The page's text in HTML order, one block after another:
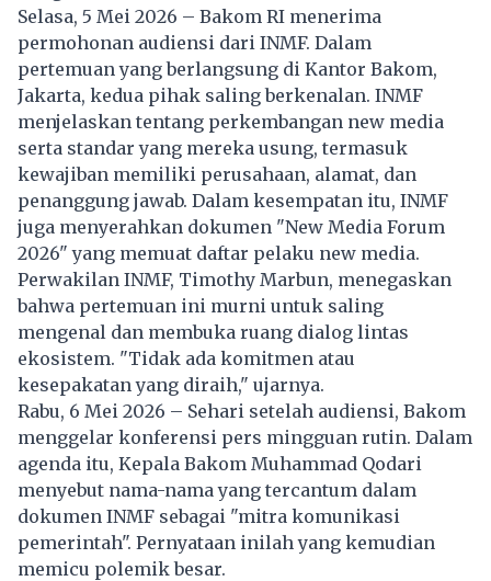
Selasa, 5 Mei 2026 – Bakom RI menerima
permohonan audiensi dari INMF. Dalam
pertemuan yang berlangsung di Kantor Bakom,
Jakarta, kedua pihak saling berkenalan. INMF
menjelaskan tentang perkembangan new media
serta standar yang mereka usung, termasuk
kewajiban memiliki perusahaan, alamat, dan
penanggung jawab. Dalam kesempatan itu, INMF
juga menyerahkan dokumen "New Media Forum
2026" yang memuat daftar pelaku new media.
Perwakilan INMF, Timothy Marbun, menegaskan
bahwa pertemuan ini murni untuk saling
mengenal dan membuka ruang dialog lintas
ekosistem. "Tidak ada komitmen atau
kesepakatan yang diraih," ujarnya.
Rabu, 6 Mei 2026 – Sehari setelah audiensi, Bakom
menggelar konferensi pers mingguan rutin. Dalam
agenda itu, Kepala Bakom Muhammad Qodari
menyebut nama-nama yang tercantum dalam
dokumen INMF sebagai "mitra komunikasi
pemerintah". Pernyataan inilah yang kemudian
memicu polemik besar.